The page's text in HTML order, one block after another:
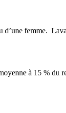
d’une femme.
à 15 % du